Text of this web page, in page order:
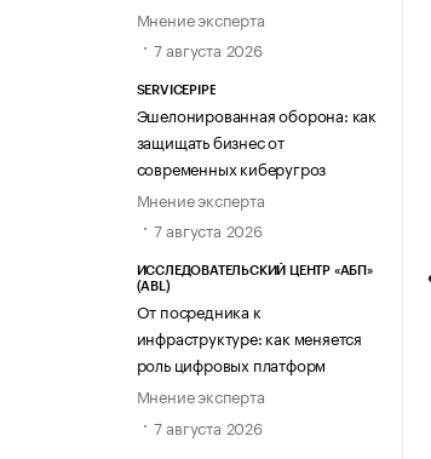
Мнение эксперта
7 августа 2026
SERVICEPIPE
Эшелонированная оборона: как
защищать бизнес от
современных киберугроз
Мнение эксперта
7 августа 2026
ИССЛЕДОВАТЕЛЬСКИЙ ЦЕНТР «АБП»
(ABL)
От посредника к
инфраструктуре: как меняется
роль цифровых платформ
Мнение эксперта
7 августа 2026